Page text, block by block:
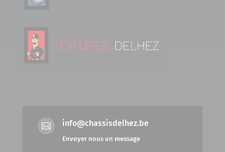
 info@chassisdelhez.be
Envoyer nous un message